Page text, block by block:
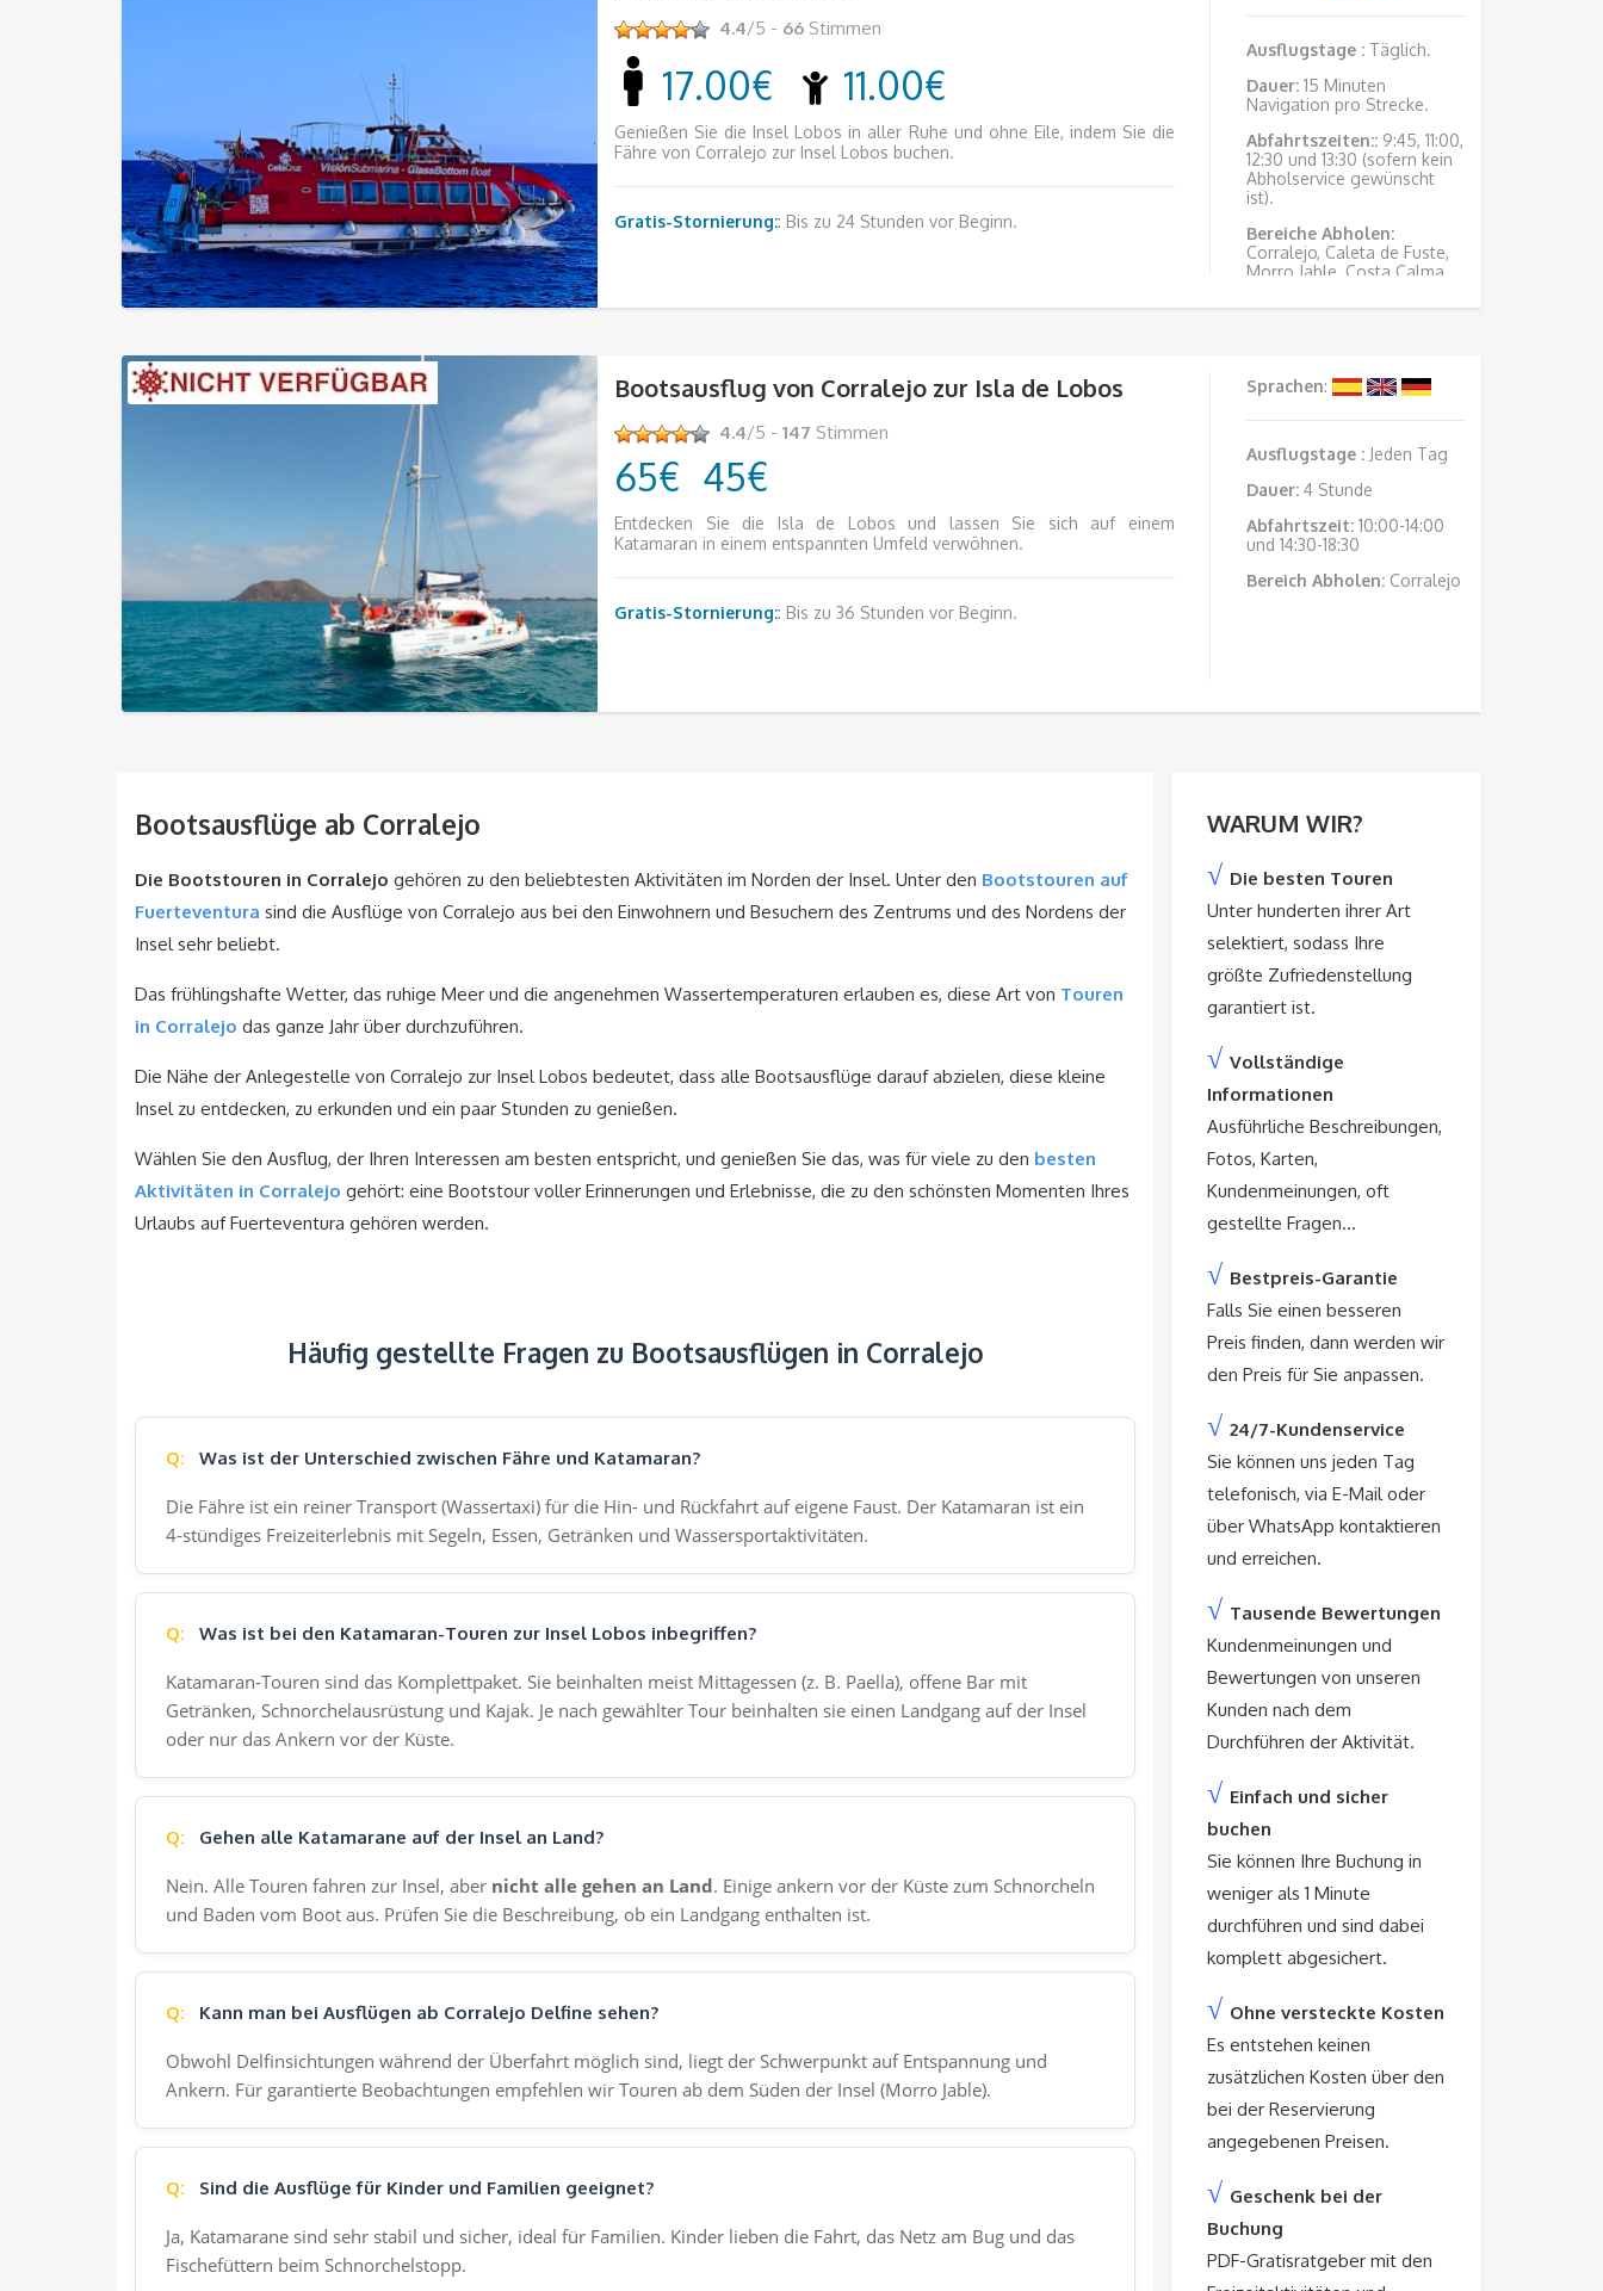
4.4/5 - 66 Stimmen
17.00€ 11.00€
Genießen Sie die Insel Lobos in aller Ruhe und ohne Eile, indem Sie die
Fähre von Corralejo zur Insel Lobos buchen.
Gratis-Stornierung:: Bis zu 24 Stunden vor Beginn.
Ausflugstage : Täglich.
Dauer: 15 Minuten
Navigation pro Strecke.
Abfahrtszeiten:: 9:45, 11:00,
12:30 und 13:30 (sofern kein
Abholservice gewünscht
ist).
Bereiche Abholen:
Corralejo, Caleta de Fuste,
Morro Jable, Costa Calma
Bootsausflug von Corralejo zur Isla de Lobos
4.4/5 - 147 Stimmen
65€ 45€
Entdecken Sie die Isla de Lobos und lassen Sie sich auf einem
Katamaran in einem entspannten Umfeld verwöhnen.
Gratis-Stornierung:: Bis zu 36 Stunden vor Beginn.
Sprachen:
Ausflugstage : Jeden Tag
Dauer: 4 Stunde
Abfahrtszeit: 10:00-14:00
und 14:30-18:30
Bereich Abholen: Corralejo
Bootsausflüge ab Corralejo
Die Bootstouren in Corralejo gehören zu den beliebtesten Aktivitäten im Norden der Insel. Unter den Bootstouren auf
Fuerteventura sind die Ausflüge von Corralejo aus bei den Einwohnern und Besuchern des Zentrums und des Nordens der
Insel sehr beliebt.
Das frühlingshafte Wetter, das ruhige Meer und die angenehmen Wassertemperaturen erlauben es, diese Art von Touren
in Corralejo das ganze Jahr über durchzuführen.
Die Nähe der Anlegestelle von Corralejo zur Insel Lobos bedeutet, dass alle Bootsausflüge darauf abzielen, diese kleine
Insel zu entdecken, zu erkunden und ein paar Stunden zu genießen.
Wählen Sie den Ausflug, der Ihren Interessen am besten entspricht, und genießen Sie das, was für viele zu den besten
Aktivitäten in Corralejo gehört: eine Bootstour voller Erinnerungen und Erlebnisse, die zu den schönsten Momenten Ihres
Urlaubs auf Fuerteventura gehören werden.
Häufig gestellte Fragen zu Bootsausflügen in Corralejo
Was ist der Unterschied zwischen Fähre und Katamaran?
Die Fähre ist ein reiner Transport (Wassertaxi) für die Hin- und Rückfahrt auf eigene Faust. Der Katamaran ist ein
4-stündiges Freizeiterlebnis mit Segeln, Essen, Getränken und Wassersportaktivitäten.
Was ist bei den Katamaran-Touren zur Insel Lobos inbegriffen?
Katamaran-Touren sind das Komplettpaket. Sie beinhalten meist Mittagessen (z. B. Paella), offene Bar mit
Getränken, Schnorchelausrüstung und Kajak. Je nach gewählter Tour beinhalten sie einen Landgang auf der Insel
oder nur das Ankern vor der Küste.
Gehen alle Katamarane auf der Insel an Land?
Nein. Alle Touren fahren zur Insel, aber nicht alle gehen an Land. Einige ankern vor der Küste zum Schnorcheln
und Baden vom Boot aus. Prüfen Sie die Beschreibung, ob ein Landgang enthalten ist.
Kann man bei Ausflügen ab Corralejo Delfine sehen?
Obwohl Delfinsichtungen während der Überfahrt möglich sind, liegt der Schwerpunkt auf Entspannung und
Ankern. Für garantierte Beobachtungen empfehlen wir Touren ab dem Süden der Insel (Morro Jable).
Sind die Ausflüge für Kinder und Familien geeignet?
Ja, Katamarane sind sehr stabil und sicher, ideal für Familien. Kinder lieben die Fahrt, das Netz am Bug und das
Fischefüttern beim Schnorchelstopp.
WARUM WIR?
√ Die besten Touren
Unter hunderten ihrer Art
selektiert, sodass Ihre
größte Zufriedenstellung
garantiert ist.
√Vollständige
Informationen
Ausführliche Beschreibungen,
Fotos, Karten,
Kundenmeinungen, oft
gestellte Fragen…
√ Bestpreis-Garantie
Falls Sie einen besseren
Preis finden, dann werden wir
den Preis für Sie anpassen.
√24/7-Kundenservice
Sie können uns jeden Tag
telefonisch, via E-Mail oder
über WhatsApp kontaktieren
und erreichen.
√ Tausende Bewertungen
Kundenmeinungen und
Bewertungen von unseren
Kunden nach dem
Durchführen der Aktivität.
√ Einfach und sicher
buchen
Sie können Ihre Buchung in
weniger als 1 Minute
durchführen und sind dabei
komplett abgesichert.
√ Ohne versteckte Kosten
Es entstehen keinen
zusätzlichen Kosten über den
bei der Reservierung
angegebenen Preisen.
√ Geschenk bei der
Buchung
PDF-Gratisratgeber mit den